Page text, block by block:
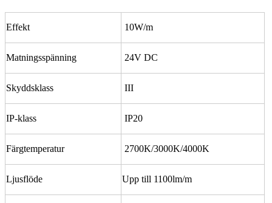
Effekt 10W/m
Matningsspänning 24V DC
Skyddsklass III
IP-klass IP20
Färgtemperatur 2700K/3000K/4000K
Ljusflöde Upp till 1100lm/m